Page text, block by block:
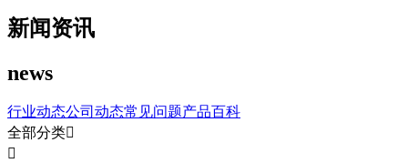
新闻资讯
news
行业动态公司动态常见问题产品百科
全部分类
